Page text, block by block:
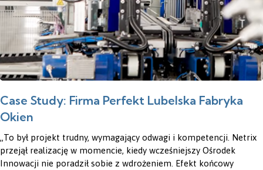
Case Study: Firma Perfekt Lubelska Fabryka
Okien
„To był projekt trudny, wymagający odwagi i kompetencji. Netrix
przejął realizację w momencie, kiedy wcześniejszy Ośrodek
Innowacji nie poradził sobie z wdrożeniem. Efekt końcowy